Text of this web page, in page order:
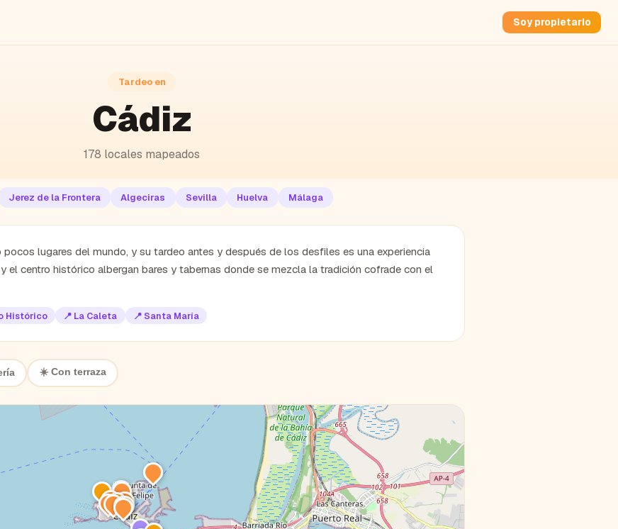
Soy propietario
Tardeo en
Cádiz
178 locales mapeados
Jerez de la Frontera Algeciras Sevilla Huelva Málaga
lugares del mundo, y su tardeo antes y después de los desfiles es una experiencia
el centro histórico albergan bares y tabernas donde se mezcla la tradición cofrade con el
Histórico 📍 La Caleta 📍 Santa María
☀️ Con terraza